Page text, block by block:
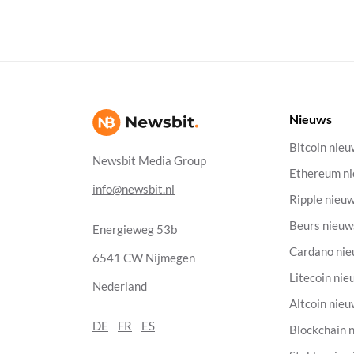
Newsbit Media Group
info@newsbit.nl
Energieweg 53b
6541 CW Nijmegen
Nederland
DE FR ES
Nieuws
Bitcoin
Ethereum
Ripple
Beurs
Cardano
Litecoin
Altcoin
Blockchain